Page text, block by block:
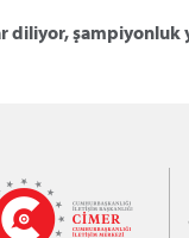
diliyor,